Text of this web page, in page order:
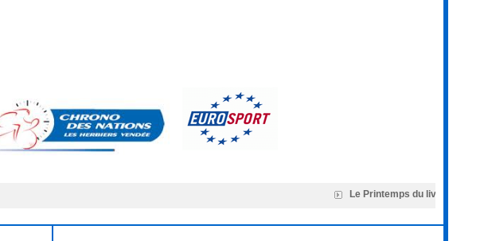
Le Printemps du livre de